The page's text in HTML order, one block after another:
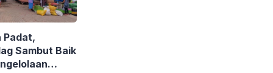
Padat,
Sambut Baik